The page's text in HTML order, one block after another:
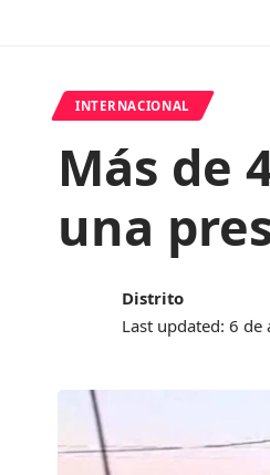
INTERNACIONAL
Más de
una
Last updated: 6
Distrito